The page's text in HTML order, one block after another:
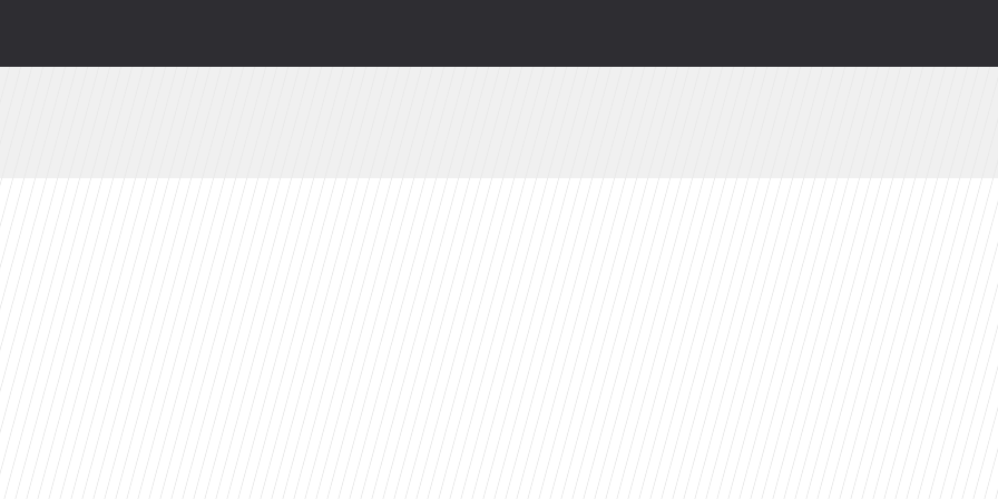
interwencji. Poseł PiS: Fascynujące odklejenie